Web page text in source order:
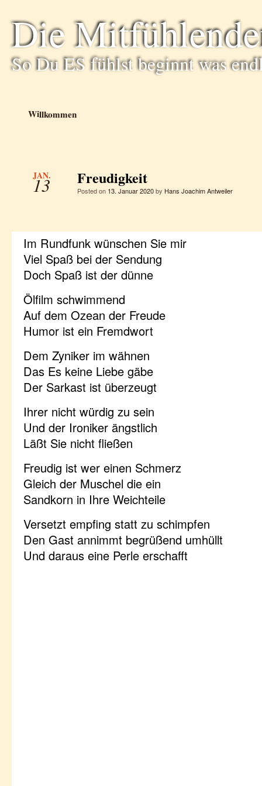
Die
So Du ES fühlst beginnt was
Willkommen
JAN.
13 Freudigkeit
Posted on 13. Januar 2020by Hans Joachim Antweiler
Im Rundfunk wünschen Sie mir
Viel Spaß bei der Sendung
Doch Spaß ist der dünne
Ölfilm schwimmend
Auf dem Ozean der Freude
Humor ist ein Fremdwort
Dem Zyniker im wähnen
Das Es keine Liebe gäbe
Der Sarkast ist überzeugt
Ihrer nicht würdig zu sein
Und der Ironiker ängstlich
Läßt Sie nicht fließen
Freudig ist wer einen Schmerz
Gleich der Muschel die ein
Sandkorn in Ihre Weichteile
Versetzt empfing statt zu schimpfen
Den Gast annimmt begrüßend umhüllt
Und daraus eine Perle erschafft